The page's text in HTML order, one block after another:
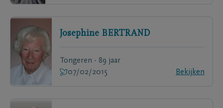
Josephine BERTRAND
Tongeren - 89 jaar
07/02/2015
Bekijken